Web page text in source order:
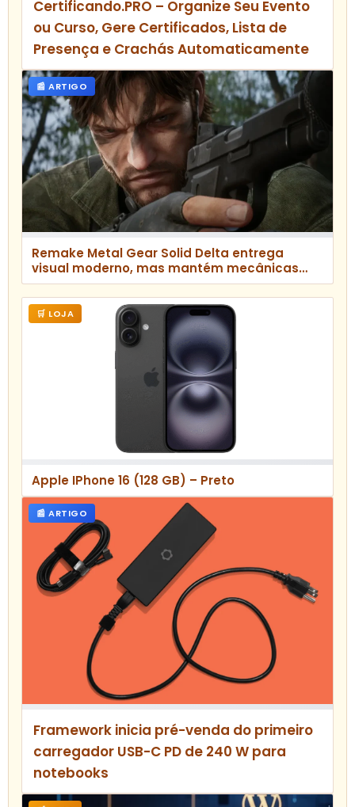
Certificando.PRO – Organize Seu Evento
ou Curso, Gere Certificados, Lista de
Presença e Crachás Automaticamente
📰 ARTIGO
Remake Metal Gear Solid Delta entrega
visual moderno, mas mantém mecânicas
antigas e causa frustração, aponta crítica
🛒 LOJA
Apple IPhone 16 (128 GB) – Preto
📰 ARTIGO
Framework inicia pré-venda do primeiro
carregador USB-C PD de 240 W para
notebooks